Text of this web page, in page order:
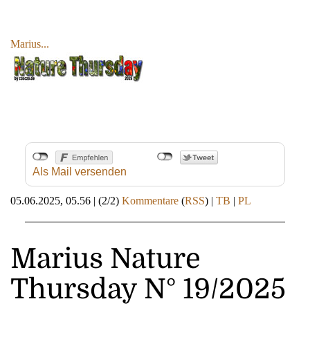
Marius...
Als Mail versenden
05.06.2025, 05.56 | (2/2) Kommentare (RSS) | TB | PL
Marius Nature
Thursday N° 19/2025